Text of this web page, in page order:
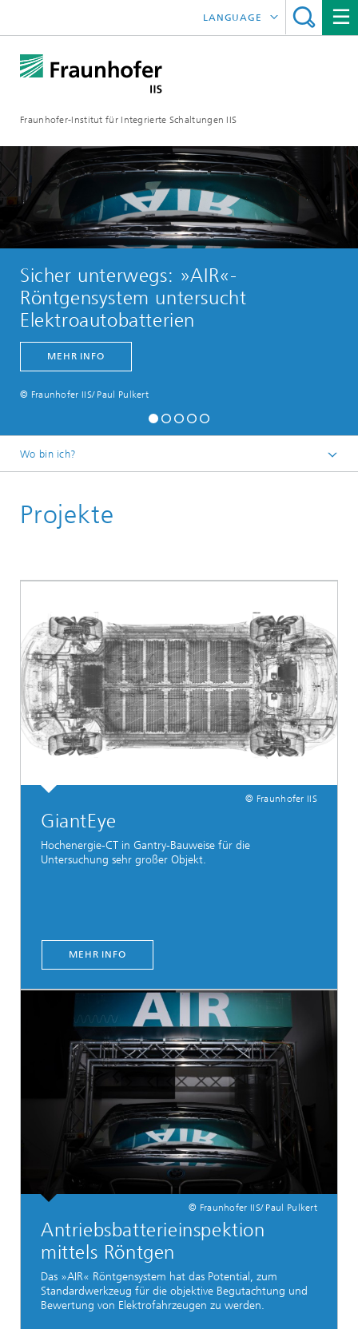
Fraunhofer-Institut für Integrierte Schaltungen IIS
LANGUAGE
中文
한국어
Sicher unterwegs: »AIR«-
Röntgensystem untersucht
Elektroautobatterien
MEHR INFO
© Fraunhofer IIS/ Paul Pulkert
Wo bin ich?
Forschungsbereiche
Projekte
© Fraunhofer IIS
GiantEye
Hochenergie-CT in Gantry-Bauweise für die
Untersuchung sehr großer Objekt.
MEHR INFO
© Fraunhofer IIS/ Paul Pulkert
Antriebsbatterieinspektion
mittels Röntgen
Das »AIR« Röntgensystem hat das Potential, zum
Standardwerkzeug für die objektive Begutachtung und
Bewertung von Elektrofahrzeugen zu werden.